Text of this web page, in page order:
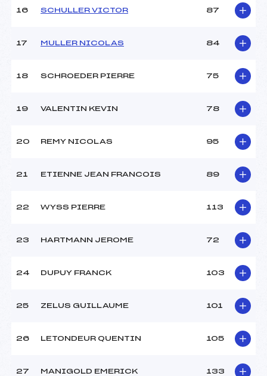
0°
Pénalité appliquée :
66.0700
16 SCHULLER VICTOR 87
17 MULLER NICOLAS 84
18 SCHROEDER PIERRE 75
19 VALENTIN KEVIN 78
20 REMY NICOLAS 95
21 ETIENNE JEAN FRANCOIS 89
22 WYSS PIERRE 113
23 HARTMANN JEROME 72
24 DUPUY FRANCK 103
25 ZELUS GUILLAUME 101
26 LETONDEUR QUENTIN 105
27 MANIGOLD EMERICK 133